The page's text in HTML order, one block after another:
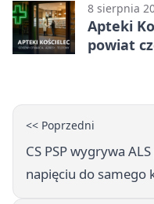
8 sierpnia
Apteki
powiat
<< Poprzedni
CS PSP wygrywa
napięciu do samego